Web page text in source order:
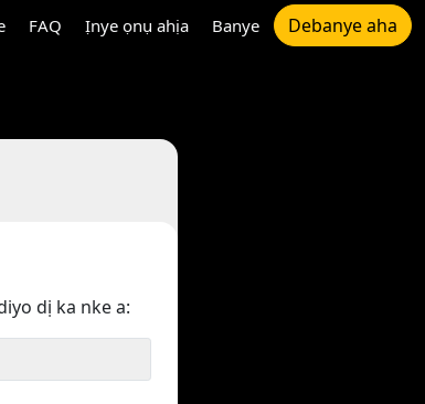
FAQ Ịnye ọnụ ahịa Banye Debanye aha
dị ka nke a: